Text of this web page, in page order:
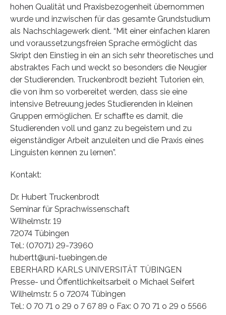
hohen Qualität und Praxisbezogenheit übernommen
wurde und inzwischen für das gesamte Grundstudium
als Nachschlagewerk dient. “Mit einer einfachen klaren
und voraussetzungsfreien Sprache ermöglicht das
Skript den Einstieg in ein an sich sehr theoretisches und
abstraktes Fach und weckt so besonders die Neugier
der Studierenden. Truckenbrodt bezieht Tutorien ein,
die von ihm so vorbereitet werden, dass sie eine
intensive Betreuung jedes Studierenden in kleinen
Gruppen ermöglichen. Er schaffte es damit, die
Studierenden voll und ganz zu begeistern und zu
eigenständiger Arbeit anzuleiten und die Praxis eines
Linguisten kennen zu lernen”.
Kontakt:
Dr. Hubert Truckenbrodt
Seminar für Sprachwissenschaft
Wilhelmstr. 19
72074 Tübingen
Tel.: (07071) 29-73960
hubertt@uni-tuebingen.de
EBERHARD KARLS UNIVERSITÄT TÜBINGEN
Presse- und Öffentlichkeitsarbeit o Michael Seifert
Wilhelmstr. 5 o 72074 Tübingen
Tel.: 0 70 71 o 29 o 7 67 89 o Fax: 0 70 71 o 29 o 5566